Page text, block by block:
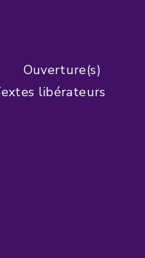
Ouverture(s)
libérateurs